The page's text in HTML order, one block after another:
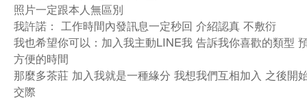
照片一定跟本人無區別
我許諾： 工作時間內發訊息一定秒回 介紹認真 不敷衍
我也希望你可以：加入我主動LINE我 告訴我你喜歡的類型
方便的時間
那麼多茶莊 加入我就是一種緣分 我想我們互相加入 之後開
交際